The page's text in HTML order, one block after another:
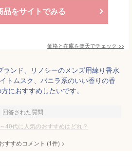
品をサイトでみる
価格と在庫を楽天でチェック >>
ランド、リノシーのメンズ用練り香水
トムスク、バニラ系のいい香りの香
におすすめしたいです。
回答された質問
40代に人気のおすすめはどれ？
すすめコメント (1件) >